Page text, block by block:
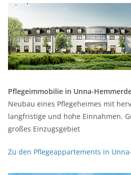
Pflegeimmobilie in Unna-
Neubau eines Pflegeheimes mit
langfristige und hohe Einnahmen.
großes Einzugsgebiet
Zu den Pflegeappartements in